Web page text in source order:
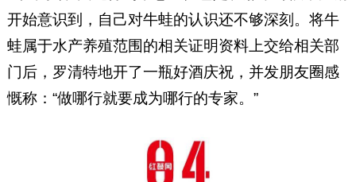
开始意识到，自己对牛蛙的认识还不够深刻。将牛
蛙属于水产养殖范围的相关证明资料上交给相关部
门后，罗清特地开了一瓶好酒庆祝，并发朋友圈感
慨称：“做哪行就要成为哪行的专家。”